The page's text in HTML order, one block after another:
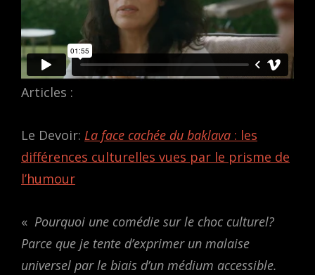
Articles :
Le Devoir: La face cachée du baklava : les
différences culturelles vues par le prisme de
l’humour
« Pourquoi une comédie sur le choc culturel?
Parce que je tente d’exprimer un malaise
universel par le biais d’un médium accessible.